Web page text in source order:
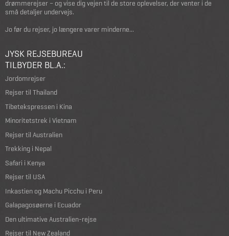
drømmerejser – og vise dig vejen til de store oplevelser, der venter i de
små detaljer undervejs.
Jo før du rejser, jo længere varer minderne...
JYSK REJSEBUREAU
TILBYDER BL.A.:
Jordomrejser
Rejser til Thailand
Tibetekspressen i Kina
Minoritetstrek i Vietnam
Rejser til Australien
Trekking i Nepal
Safari i Kenya
Rejser til USA
Inkastien og Machu Picchu i Peru
Galapagosøerne i Ecuador
Den ultimative Australien-rejse
Rejser til New Zealand